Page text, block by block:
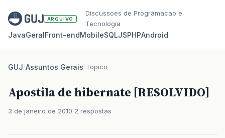
ARQUIVO
Discussoes de Programacao e
Tecnologia
JavaGeralFront‑endMobileSQLJSPHPAndroid
GUJ/Assuntos Gerais/Topico
Apostila de hibernate [RESOLVIDO]
3 de janeiro de 2010 2 respostas